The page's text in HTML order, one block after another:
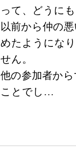
って、どうに
以前から仲の
めたようにな
せん。
他の参加者か
ことでし…